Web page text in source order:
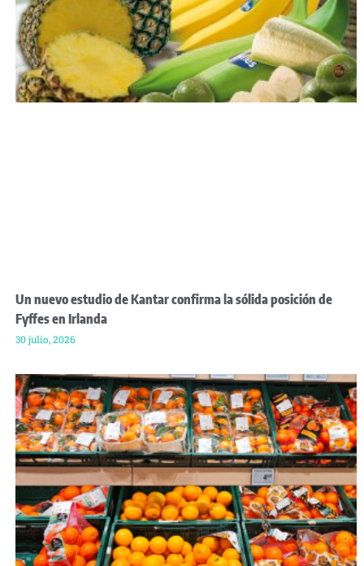
Un nuevo estudio de Kantar confirma la sólida posición de
Fyffes en Irlanda
30 julio, 2026